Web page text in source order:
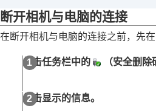
基本操作
准备相机/基本拍摄操作
从MENU查找功能
自定义相机
改变相机设置
在智能手机上可用的功能
断开相机与电脑的连接
在断开相机与电脑的连接之前，先
单击任务栏中的 （安全删除
单击显示的信息。